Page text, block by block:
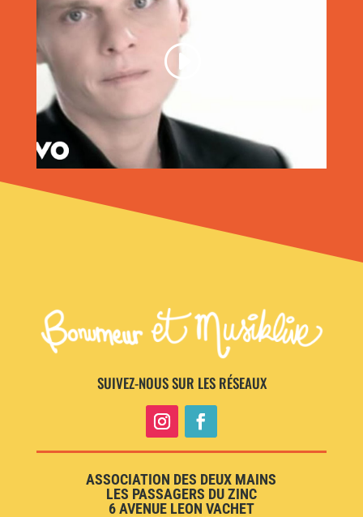
SUIVEZ-NOUS SUR LES RÉSEAUX
ASSOCIATION DES DEUX MAINS
LES PASSAGERS DU ZINC
6 AVENUE LEON VACHET